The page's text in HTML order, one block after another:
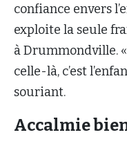
confiance envers
exploite la seule
à Drummondville.
celle-là, c’est
souriant.
Accalmie